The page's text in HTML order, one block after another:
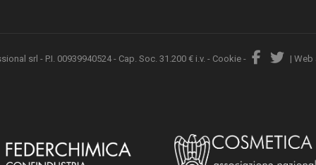
srl - P.I. 00939940524 - Cap. Soc. 31.200 € i.v. - Cookie - | Web